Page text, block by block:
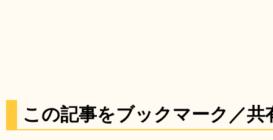
この記事をブックマーク／共